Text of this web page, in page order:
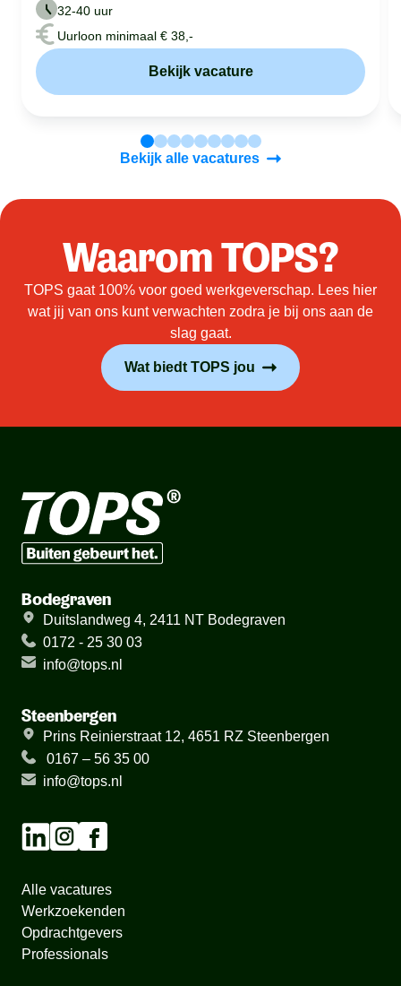
32-40 uur
Uurloon minimaal € 38,-
Bekijk vacature
Bekijk alle vacatures
Waarom TOPS?
TOPS gaat 100% voor goed werkgeverschap. Lees hier
wat jij van ons kunt verwachten zodra je bij ons aan de
slag gaat.
Wat biedt TOPS jou
Bodegraven
Duitslandweg 4, 2411 NT Bodegraven
0172 - 25 30 03
info@tops.nl
Steenbergen
Prins Reinierstraat 12, 4651 RZ Steenbergen
0167 – 56 35 00
info@tops.nl
Alle vacatures
Werkzoekenden
Opdrachtgevers
Professionals